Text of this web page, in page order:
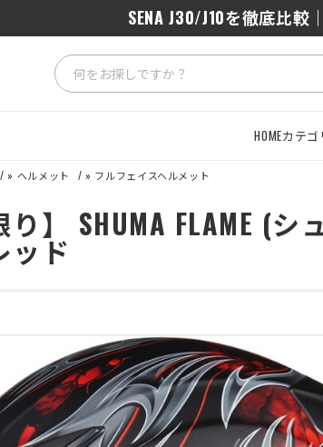
SENA J30/J10を徹底比
HOMEカテゴ
» ヘルメット » フルフェイスヘルメット
り】 SHUMA FLAME (
ッド